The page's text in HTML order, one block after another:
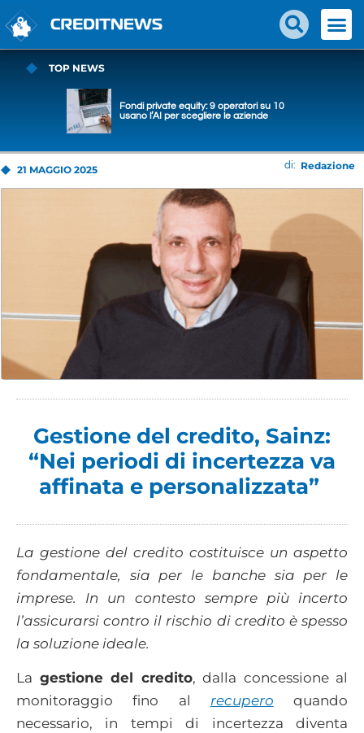
TOP NEWS
Fondi private equity: 9 operatori su 10
usano l’AI per scegliere le aziende
21 MAGGIO 2025 di: Redazione
Gestione del credito, Sainz:
“Nei periodi di incertezza va
affinata e personalizzata”
La gestione del credito costituisce un aspetto
fondamentale, sia per le banche sia per le
imprese. In un contesto sempre più incerto
l’assicurarsi contro il rischio di credito è spesso
la soluzione ideale.
La gestione del credito, dalla concessione al
monitoraggio fino al recupero quando
necessario, in tempi di incertezza diventa